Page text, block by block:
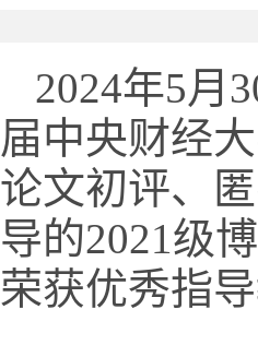
2024年5月
届中央财经
论文初评、
导的2021级
荣获优秀指导